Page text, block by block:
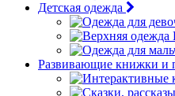
Детская одежда
Развивающие книжки и